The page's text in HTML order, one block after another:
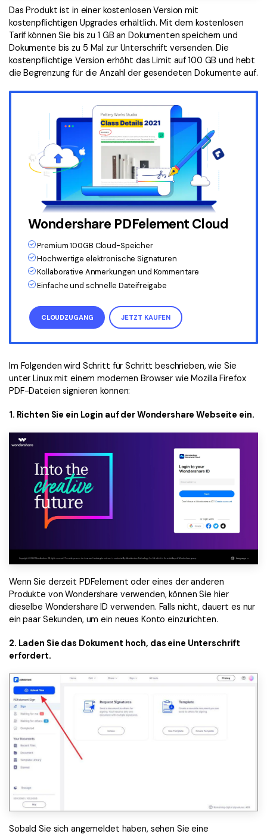
Veröffentlichung
Freiberufler
Bearbeiten, Drucken und Anpassen von kostenlosen Vorlagen.
PDF-Wissen
PDF-bezogene Informationen, die Sie benötigen.
Download-Zentrum
Das Produkt ist in einer kostenlosen Version mit
kostenpflichtigen Upgrades erhältlich. Mit dem kostenlosen
Tarif können Sie bis zu 1 GB an Dokumenten speichern und
Dokumente bis zu 5 Mal zur Unterschrift versenden. Die
kostenpflichtige Version erhöht das Limit auf 100 GB und hebt
die Begrenzung für die Anzahl der gesendeten Dokumente auf.
Wondershare PDFelement Cloud
Premium 100GB Cloud-Speicher
Hochwertige elektronische Signaturen
Kollaborative Anmerkungen und Kommentare
Einfache und schnelle Dateifreigabe
CLOUDZUGANG JETZT KAUFEN
Im Folgenden wird Schritt für Schritt beschrieben, wie Sie
unter Linux mit einem modernen Browser wie Mozilla Firefox
PDF-Dateien signieren können:
1. Richten Sie ein Login auf der Wondershare Webseite ein.
Wenn Sie derzeit PDFelement oder eines der anderen
Produkte von Wondershare verwenden, können Sie hier
dieselbe Wondershare ID verwenden. Falls nicht, dauert es nur
ein paar Sekunden, um ein neues Konto einzurichten.
2. Laden Sie das Dokument hoch, das eine Unterschrift
erfordert.
Sobald Sie sich angemeldet haben, sehen Sie eine